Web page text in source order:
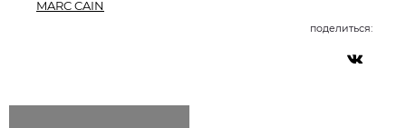
MARC CAIN
поделиться: